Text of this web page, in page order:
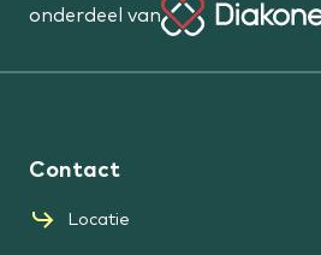
onderdeel vanDiakonessenhuis
Contact
Locatie